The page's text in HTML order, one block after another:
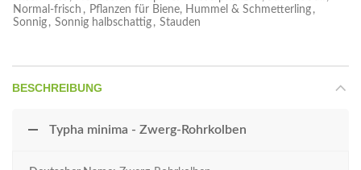
Normal-frisch , Pflanzen für Biene, Hummel & Schmetterling ,
Sonnig , Sonnig halbschattig , Stauden
BESCHREIBUNG
Typha minima - Zwerg-Rohrkolben